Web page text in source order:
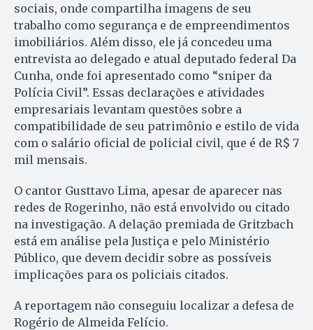
sociais, onde compartilha imagens de seu
trabalho como segurança e de empreendimentos
imobiliários. Além disso, ele já concedeu uma
entrevista ao delegado e atual deputado federal Da
Cunha, onde foi apresentado como “sniper da
Polícia Civil”. Essas declarações e atividades
empresariais levantam questões sobre a
compatibilidade de seu patrimônio e estilo de vida
com o salário oficial de policial civil, que é de R$ 7
mil mensais.
O cantor Gusttavo Lima, apesar de aparecer nas
redes de Rogerinho, não está envolvido ou citado
na investigação. A delação premiada de Gritzbach
está em análise pela Justiça e pelo Ministério
Público, que devem decidir sobre as possíveis
implicações para os policiais citados.
A reportagem não conseguiu localizar a defesa de
Rogério de Almeida Felício.